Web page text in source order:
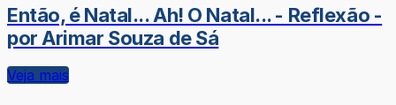
Então, é Natal... Ah! O Natal... - Reflexão -
por Arimar Souza de Sá
Veja mais